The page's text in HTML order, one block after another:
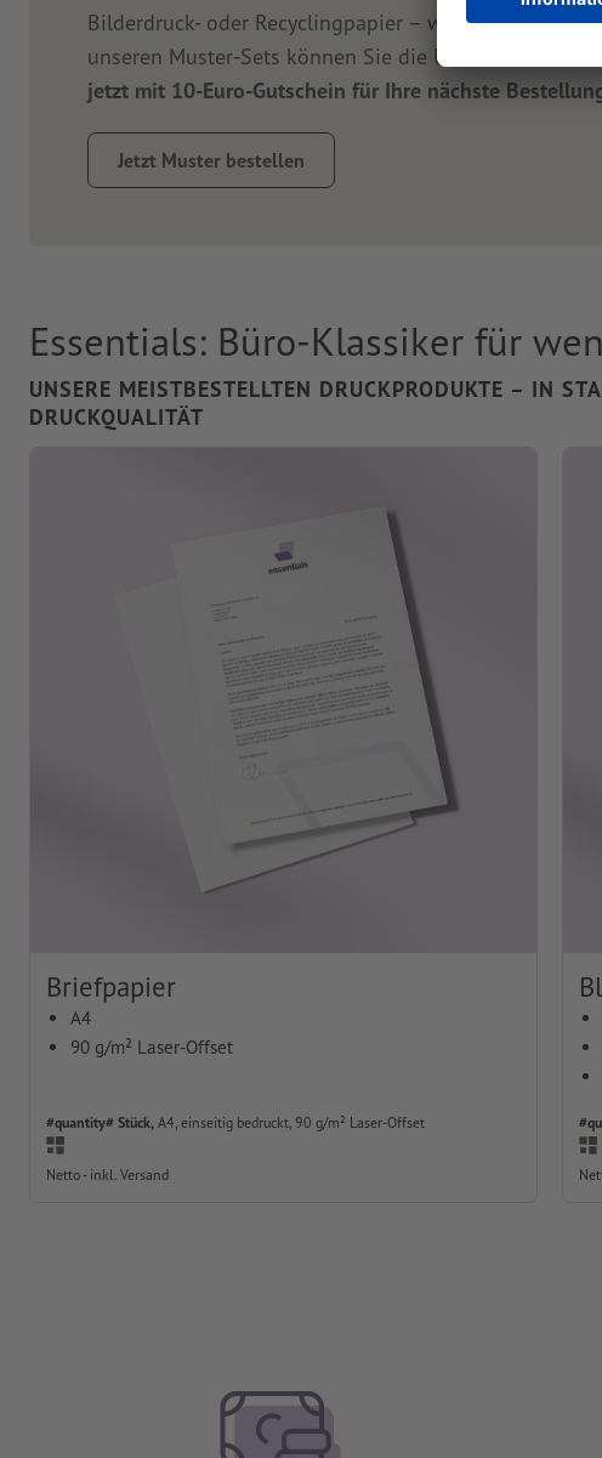
Bilderdruck- oder Recyclingpapier – welches Papier
unseren Muster-Sets können Sie die Unterschiede
jetzt mit 10-Euro-Gutschein für Ihre nächste
Jetzt Muster bestellen
Essentials: Büro-Klassiker für
UNSERE MEISTBESTELLTEN DRUCKPRODUKTE – IN
DRUCKQUALITÄT
Briefpapier
A4
90 g/m² Laser-Offset
#quantity# Stück, A4, einseitig bedruckt, 90 g/m² Laser-Offset
Netto - inkl. Versand